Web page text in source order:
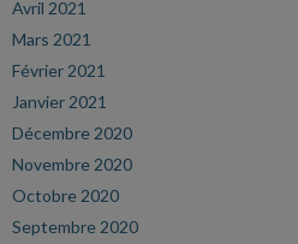
Avril 2021
Mars 2021
Février 2021
Janvier 2021
Décembre 2020
Novembre 2020
Octobre 2020
Septembre 2020